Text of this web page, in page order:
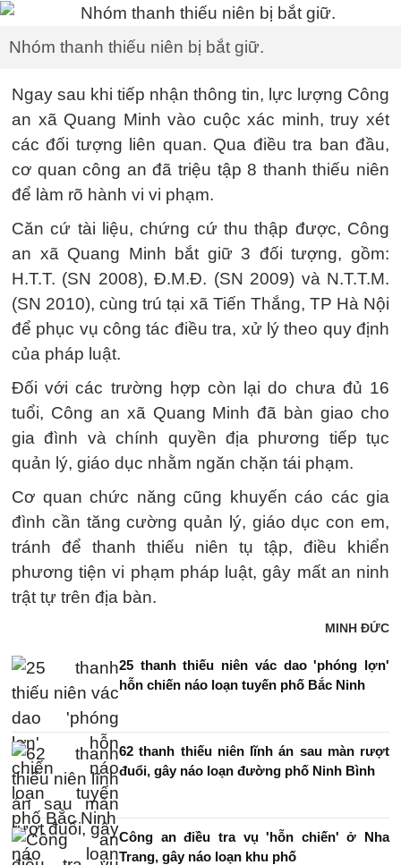
Nhóm thanh thiếu niên bị bắt giữ.
Ngay sau khi tiếp nhận thông tin, lực lượng Công
an xã Quang Minh vào cuộc xác minh, truy xét
các đối tượng liên quan. Qua điều tra ban đầu,
cơ quan công an đã triệu tập 8 thanh thiếu niên
để làm rõ hành vi vi phạm.
Căn cứ tài liệu, chứng cứ thu thập được, Công
an xã Quang Minh bắt giữ 3 đối tượng, gồm:
H.T.T. (SN 2008), Đ.M.Đ. (SN 2009) và N.T.T.M.
(SN 2010), cùng trú tại xã Tiến Thắng, TP Hà Nội
để phục vụ công tác điều tra, xử lý theo quy định
của pháp luật.
Đối với các trường hợp còn lại do chưa đủ 16
tuổi, Công an xã Quang Minh đã bàn giao cho
gia đình và chính quyền địa phương tiếp tục
quản lý, giáo dục nhằm ngăn chặn tái phạm.
Cơ quan chức năng cũng khuyến cáo các gia
đình cần tăng cường quản lý, giáo dục con em,
tránh để thanh thiếu niên tụ tập, điều khiển
phương tiện vi phạm pháp luật, gây mất an ninh
trật tự trên địa bàn.
MINH ĐỨC
25 thanh thiếu niên vác dao 'phóng lợn'
hỗn chiến náo loạn tuyến phố Bắc Ninh
62 thanh thiếu niên lĩnh án sau màn rượt
đuổi, gây náo loạn đường phố Ninh Bình
Công an điều tra vụ 'hỗn chiến' ở Nha
Trang, gây náo loạn khu phố